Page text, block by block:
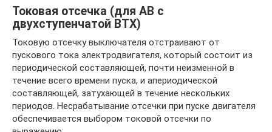
Токовая отсечка (для АВ с
двухступенчатой ВТХ)
Токовую отсечку выключателя отстраивают от
пускового тока электродвигателя, который состоит из
периодической составляющей, почти неизменной в
течение всего времени пуска, и апериодической
составляющей, затухающей в течение нескольких
периодов. Несрабатывание отсечки при пуске двигателя
обеспечивается выбором токовой отсечки по